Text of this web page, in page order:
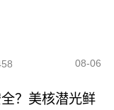
08-06
？美核潜光鲜